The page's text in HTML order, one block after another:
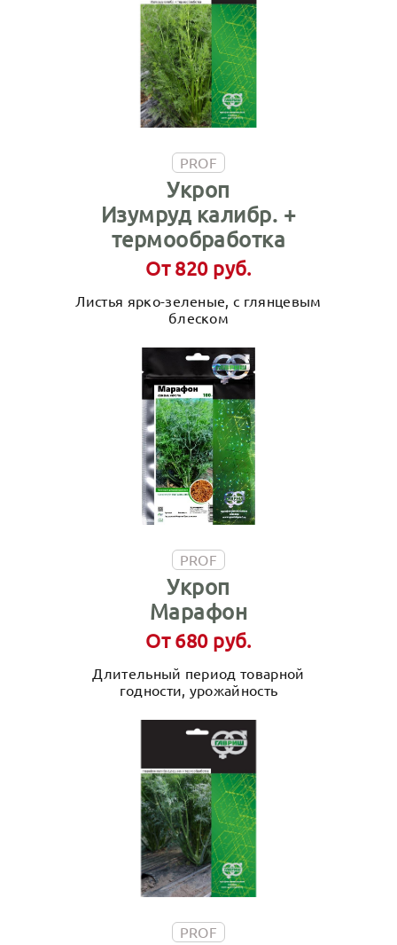
PROF
Укроп
Изумруд калибр. +
термообработка
От 820 руб.
Листья ярко-зеленые, с глянцевым
блеском
PROF
Укроп
Марафон
От 680 руб.
Длительный период товарной
годности, урожайность
PROF